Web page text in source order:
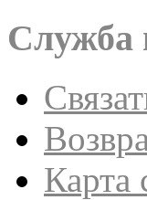
Служба
Карта